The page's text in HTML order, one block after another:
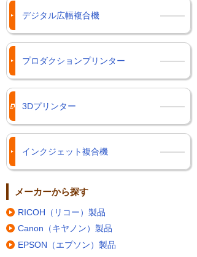
デジタル広幅複合機
プロダクションプリンター
3Dプリンター
インクジェット複合機
メーカーから探す
RICOH（リコー）製品
Canon（キヤノン）製品
EPSON（エプソン）製品